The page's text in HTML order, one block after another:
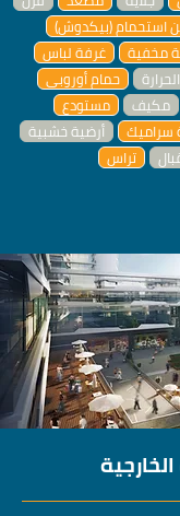
استحمام (بيكدوش)
غرفة لباس
مخفية
حمام أوروبي
مستودع
مكيف
أرضية خشبية
سراميك
تراس